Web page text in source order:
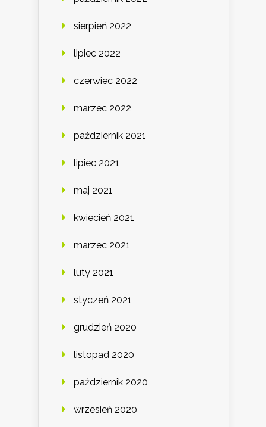
sierpień 2022
lipiec 2022
czerwiec 2022
marzec 2022
październik 2021
lipiec 2021
maj 2021
kwiecień 2021
marzec 2021
luty 2021
styczeń 2021
grudzień 2020
listopad 2020
październik 2020
wrzesień 2020